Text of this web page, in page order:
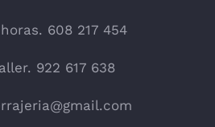
608 217 454
922 617 638